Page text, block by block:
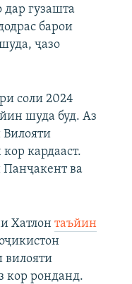
дар гузашта
барои
ҷазо
соли 2024
шуда буд. Аз
кардааст.
ва
Хатлон таъйин
вилояти
кор ронданд.